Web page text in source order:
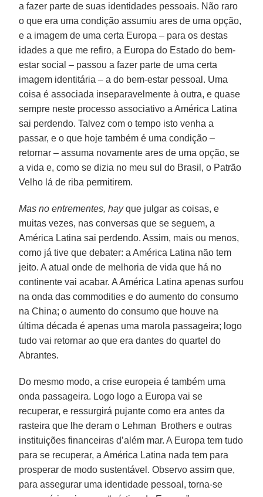
a fazer parte de suas identidades pessoais. Não raro
o que era uma condição assumiu ares de uma opção,
e a imagem de uma certa Europa – para os destas
idades a que me refiro, a Europa do Estado do bem-
estar social – passou a fazer parte de uma certa
imagem identitária – a do bem-estar pessoal. Uma
coisa é associada inseparavelmente à outra, e quase
sempre neste processo associativo a América Latina
sai perdendo. Talvez com o tempo isto venha a
passar, e o que hoje também é uma condição –
retornar – assuma novamente ares de uma opção, se
a vida e, como se dizia no meu sul do Brasil, o Patrão
Velho lá de riba permitirem.
Mas no entrementes, hayque julgar as coisas, e
muitas vezes, nas conversas que se seguem, a
América Latina sai perdendo. Assim, mais ou menos,
como já tive que debater: a América Latina não tem
jeito. A atual onde de melhoria de vida que há no
continente vai acabar. A América Latina apenas surfou
na onda das commodities e do aumento do consumo
na China; o aumento do consumo que houve na
última década é apenas uma marola passageira; logo
tudo vai retornar ao que era dantes do quartel do
Abrantes.
Do mesmo modo, a crise europeia é também uma
onda passageira. Logo logo a Europa vai se
recuperar, e ressurgirá pujante como era antes da
rasteira que lhe deram o Lehman Brothers e outras
instituições financeiras d’além mar. A Europa tem tudo
para se recuperar, a América Latina nada tem para
prosperar de modo sustentável. Observo assim que,
para assegurar uma identidade pessoal, torna-se